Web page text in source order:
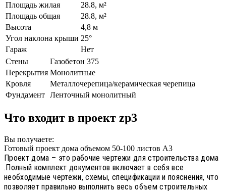
Площадь жилая
28.8, м²
Площадь общая
28.8, м²
Высота
4,8 м
Угол наклона крыши 25°
Гараж
Нет
Стены
Газобетон 375
Перекрытия Монолитные
Кровля
Металлочерепица/керамическая черепица
Фундамент Ленточный монолитный
Что входит в проект zp3
Вы получаете:
Готовый проект дома объемом 50-100 листов А3
Проект дома – это рабочие чертежи для строительства дома
.Полный комплект документов включает в себя все
необходимые чертежи, схемы, спецификации и пояснения, что
позволяет правильно выполнить весь объем строительных